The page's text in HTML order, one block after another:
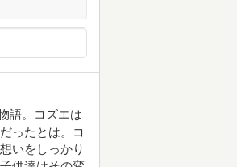
語。コズエは
ったとは。コ
いをしっかり